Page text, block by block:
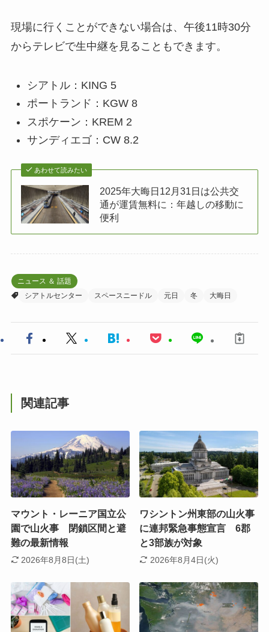
現場に行くことができない場合は、午後11時30分
からテレビで生中継を見ることもできます。
シアトル：KING 5
ポートランド：KGW 8
スポケーン：KREM 2
サンディエゴ：CW 8.2
あわせて読みたい
2025年大晦日12月31日は公共交
通が運賃無料に：年越しの移動に
便利
ニュース ＆ 話題
シアトルセンター
スペースニードル 元日 冬 大晦日
関連記事
マウント・レーニア国立公
園で山火事 閉鎖区間と避
難の最新情報
2026年8月8日(土)
ワシントン州東部の山火事
に連邦緊急事態宣言 6郡
と3部族が対象
2026年8月4日(火)